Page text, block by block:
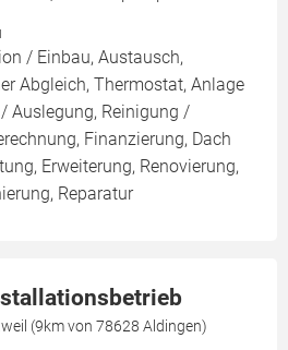
/ Einbau, Austausch,
Abgleich, Thermostat, Anlage
Auslegung, Reinigung /
Finanzierung, Dach
Erweiterung, Renovierung,
Reparatur
(9km von 78628 Aldingen)